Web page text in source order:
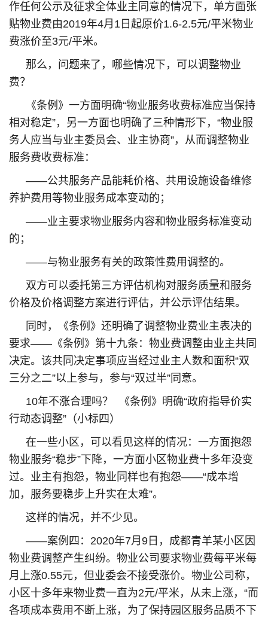
作任何公示及征求全体业主同意的情况下，单方面张
贴物业费由2019年4月1日起原价1.6-2.5元/平米物业
费涨价至3元/平米。
那么，问题来了，哪些情况下，可以调整物业
费？
《条例》一方面明确“物业服务收费标准应当保持
相对稳定”，另一方面也明确了三种情形下，“物业服
务人应当与业主委员会、业主协商”，从而调整物业
服务费收费标准：
——公共服务产品能耗价格、共用设施设备维修
养护费用等物业服务成本变动的；
——业主要求物业服务内容和物业服务标准变动
的；
——与物业服务有关的政策性费用调整的。
双方可以委托第三方评估机构对服务质量和服务
价格及价格调整方案进行评估，并公示评估结果。
同时，《条例》还明确了调整物业费业主表决的
要求——《条例》第十九条：物业费调整由业主共同
决定。该共同决定事项应当经过业主人数和面积“双
三分之二”以上参与，参与“双过半”同意。
10年不涨合理吗？ 《条例》明确“政府指导价实
行动态调整”（小标四）
在一些小区，可以看见这样的情况：一方面抱怨
物业服务“稳步”下降，一方面小区物业费十多年没变
过。业主有抱怨，物业同样也有抱怨——“成本增
加，服务要稳步上升实在太难”。
这样的情况，并不少见。
——案例四：2020年7月9日，成都青羊某小区因
物业费调整产生纠纷。物业公司要求物业费每平米每
月上涨0.55元，但业委会不接受涨价。物业公司称，
小区十多年来物业费一直为2元/平米，从未上涨，“而
各项成本费用不断上涨，为了保持园区服务品质不下